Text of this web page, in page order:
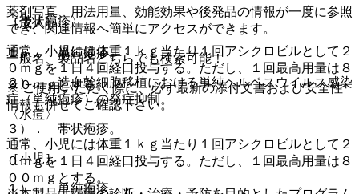
［成人］
１）． 単純疱疹。
２）． 造血幹細胞移植における単純ヘルペスウイルス感染
症（単純疱疹）の発症抑制。
３）． 帯状疱疹。
［小児］
１）． 単純疱疹。
〈帯状疱疹〉
通常、小児には体重１ｋｇ当たり１回アシクロビルとして２
０ｍｇを１日４回経口投与する。ただし、１回最高用量は８
００ｍｇとする。
〈水痘〉
通常、小児には体重１ｋｇ当たり１回アシクロビルとして２
０ｍｇを１日４回経口投与する。ただし、１回最高用量は８
００ｍｇとする。
薬剤写真、用法用量、効能効果や後発品の情報が一度に参照
でき、関連情報へ簡単にアクセスができます。
一般名、製品名どちらでも検索可能！
※ ご使用いただく際に、必ず最新の添付文書および安全性
情報も併せてご確認下さい。